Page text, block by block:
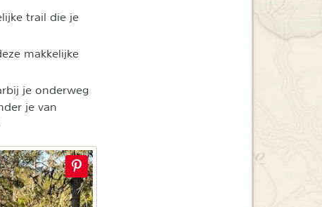
trail die je
makkelijke
je onderweg
je van